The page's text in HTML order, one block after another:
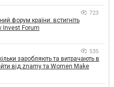
723
форум країни: встигніть
Invest Forum
535
заробляють та витрачають в
від znamy та Women Make